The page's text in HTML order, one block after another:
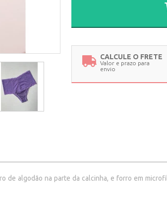
CALCULE O FRETE
Valor e prazo para
envio
de algodão na parte da calcinha, e forro em